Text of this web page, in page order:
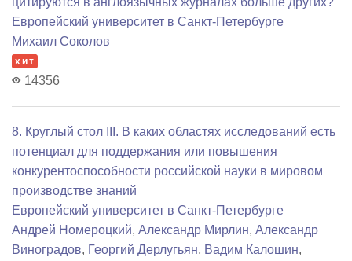
Европейский университет в Санкт-Петербурге
Михаил Соколов
хит
14356
8. Круглый стол III. В каких областях исследований есть
потенциал для поддержания или повышения
конкурентоспособности российской науки в мировом
производстве знаний
Европейский университет в Санкт-Петербурге
Андрей Номероцкий, Александр Мирлин, Александр
Виноградов, Георгий Дерлугьян, Вадим Калошин,